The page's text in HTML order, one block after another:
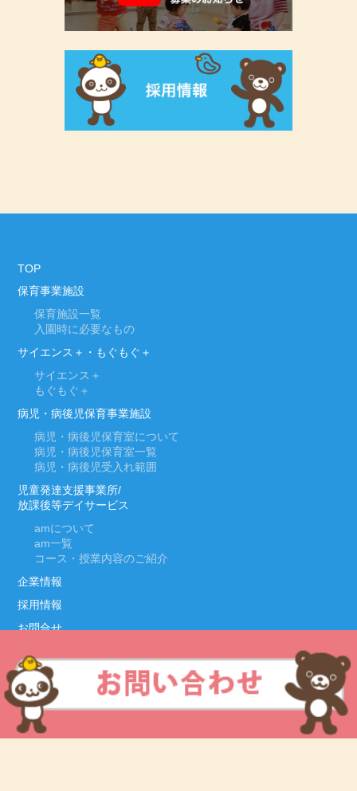
TOP
保育事業施設
保育施設一覧
入園時に必要なもの
サイエンス＋・もぐもぐ＋
サイエンス＋
もぐもぐ＋
病児・病後児保育事業施設
病児・病後児保育室について
病児・病後児保育室一覧
病児・病後児受入れ範囲
児童発達支援事業所/
放課後等デイサービス
amについて
am一覧
コース・授業内容のご紹介
企業情報
採用情報
お問合せ
Copyright © 2019 Lateral Kids All Rights Reserved.